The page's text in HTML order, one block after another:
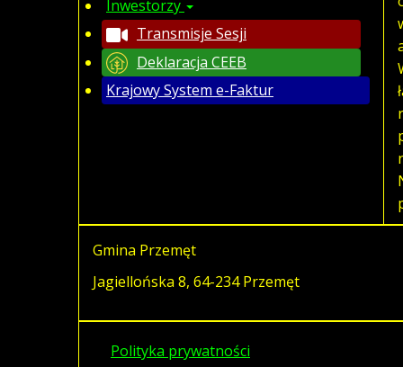
Inwestorzy
Transmisje Sesji
Deklaracja CEEB
Krajowy System e-Faktur
Gmina Przemęt
Jagiellońska 8, 64-234 Przemęt
Polityka prywatności